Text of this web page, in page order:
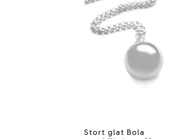
Stort glat Bola